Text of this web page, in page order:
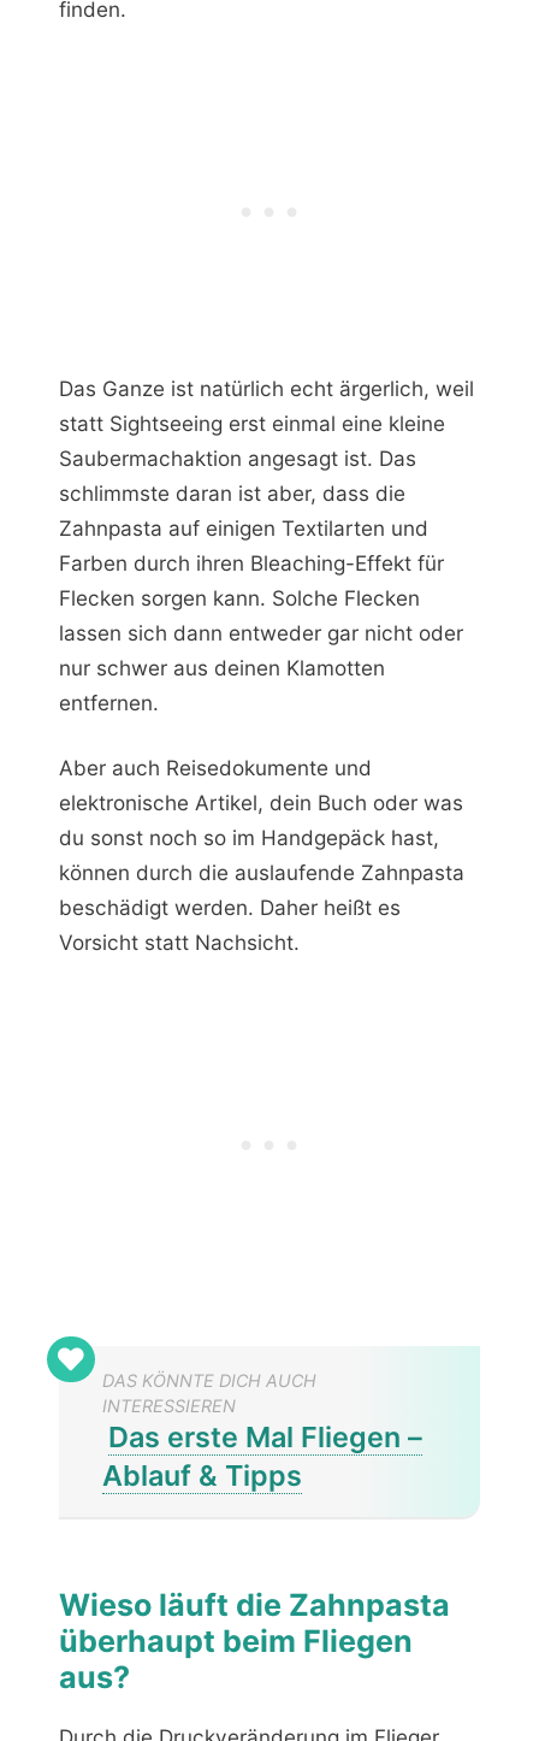
finden.
Das Ganze ist natürlich echt ärgerlich, weil
statt Sightseeing erst einmal eine kleine
Saubermachaktion angesagt ist. Das
schlimmste daran ist aber, dass die
Zahnpasta auf einigen Textilarten und
Farben durch ihren Bleaching-Effekt für
Flecken sorgen kann. Solche Flecken
lassen sich dann entweder gar nicht oder
nur schwer aus deinen Klamotten
entfernen.
Aber auch Reisedokumente und
elektronische Artikel, dein Buch oder was
du sonst noch so im Handgepäck hast,
können durch die auslaufende Zahnpasta
beschädigt werden. Daher heißt es
Vorsicht statt Nachsicht.
DAS KÖNNTE DICH AUCH
INTERESSIEREN
Das erste Mal Fliegen –
Ablauf & Tipps
Wieso läuft die Zahnpasta
überhaupt beim Fliegen
aus?